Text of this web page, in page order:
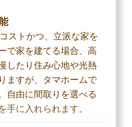
い部分がある
ストかつ、立派な家を
で家を建てる場合、高
したり住み心地や光熱
ますが、タマホームで
自由に間取りを選べる
に入れられます。